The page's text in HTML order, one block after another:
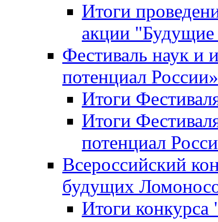
Итоги
акции
Фестиваль наук и
потенциал России»
Итоги
Итоги
потенциал
Всероссийский
будущих
Итоги